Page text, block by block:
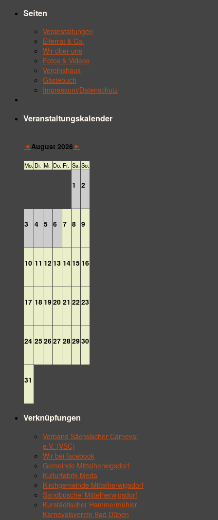
Seiten
Veranstaltungen
Elferrat & Co.
Wir über uns
Fotos & Videos
Vereinshaus
Gästebuch
Impressum/Datenschutz
Veranstaltungskalender
◄ August 2026 ►
Mo. Di. Mi. Do. Fr. Sa. So.
1 2
3 4 5 6 7 8 9
10 11 12 13 14 15 16
17 18 1920 21 2223
24 252627 282930
31
Verknüpfungen
Verband Sächsischer Carneval
e.V. (VSC)
Wir bei facebook
Gemeinde Mittelherwigsdorf
Kulturfabrik Meda
Kirchgemeinde Mittelherwigsdorf
Sandbüschel Mittelherwigsdorf
Kurstädtischer Hammermühler
Karnevalsverein Bad Düben